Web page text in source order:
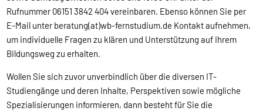
Rufnummer 06151 3842 404 vereinbaren. Ebenso können Sie per
E-Mail unter beratung(at)wb-fernstudium.de Kontakt aufnehmen,
um individuelle Fragen zu klären und Unterstützung auf Ihrem
Bildungsweg zu erhalten.
Wollen Sie sich zuvor unverbindlich über die diversen IT-
Studiengänge und deren Inhalte, Perspektiven sowie mögliche
Spezialisierungen informieren, dann besteht für Sie die